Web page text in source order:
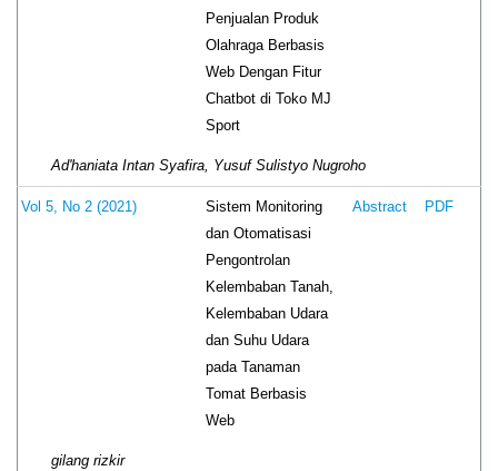
Penjualan Produk
Olahraga Berbasis
Web Dengan Fitur
Chatbot di Toko MJ
Sport
Ad'haniata Intan Syafira, Yusuf Sulistyo Nugroho
Vol 5, No 2 (2021)
Sistem Monitoring
dan Otomatisasi
Pengontrolan
Kelembaban Tanah,
Kelembaban Udara
dan Suhu Udara
pada Tanaman
Tomat Berbasis
Web
Abstract PDF
gilang rizkir